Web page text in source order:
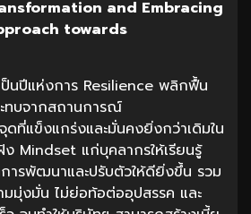
and Embracing
towards
นปีแห่งการ Resilience พลิกฟื้น
ทบจากสถานการณ์
ดที่แข็งแกร่งและมั่นคงยิ่งกว่าเดิมใน
Mindset แก่บุคลากรให้เรียนรู้
ารพัฒนาและปรับตัวให้ดียิ่งขึ้น รวม
มุ่งมั่น ไม่ย่อท้อต่ออุปสรรค และ